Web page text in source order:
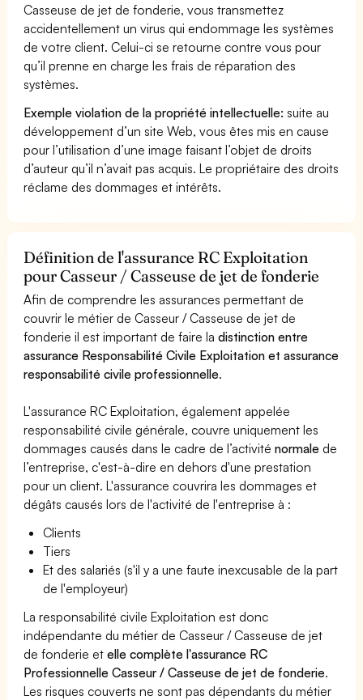
Casseuse de jet de fonderie, vous transmettez
accidentellement un virus qui endommage les systèmes
de votre client. Celui-ci se retourne contre vous pour
qu’il prenne en charge les frais de réparation des
systèmes.
Exemple violation de la propriété intellectuelle: suite au
développement d’un site Web, vous êtes mis en cause
pour l’utilisation d’une image faisant l’objet de droits
d’auteur qu’il n’avait pas acquis. Le propriétaire des droits
réclame des dommages et intérêts.
Définition de l'assurance RC Exploitation
pour Casseur / Casseuse de jet de fonderie
Afin de comprendre les assurances permettant de
couvrir le métier de Casseur / Casseuse de jet de
fonderie il est important de faire ladistinction entre
assurance Responsabilité Civile Exploitation et assurance
responsabilité civile professionnelle.
L'assurance RC Exploitation, également appelée
responsabilité civile générale, couvre uniquement les
dommages causés dans le cadre de l’activiténormale de
l’entreprise, c'est-à-dire en dehors d'une prestation
pour un client. L'assurance couvrira les dommages et
dégâts causés lors de l'activité de l'entreprise à :
Clients
Tiers
Et des salariés (s'il y a une faute inexcusable de la part
de l'employeur)
La responsabilité civile Exploitation est donc
indépendante du métier de Casseur / Casseuse de jet
de fonderie etelle complète l'assurance RC
Professionnelle Casseur / Casseuse de jet de fonderie.
Les risques couverts ne sont pas dépendants du métier